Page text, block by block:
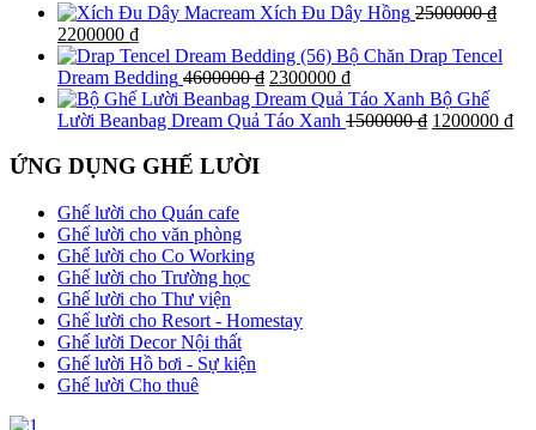
Xích Đu Dây Hồng 2500000₫
Giá
gốc
là:
2500000 ₫.
2200000 ₫Giá
hiện
tại
là:
2200000 ₫.
Bộ Chăn Drap Tencel
Dream Bedding 4600000₫ Giá
gốc
là:
2300000 ₫Giá
hiện
tại
Bộ Ghế
Lười Beanbag Dream Quả Táo Xanh 1500000₫ Giá
1200000 ₫
ỨNG DỤNG GHẾ LƯỜI
Ghế lười cho Quán cafe
Ghế lười cho văn phòng
Ghế lười cho Co Working
Ghế lười cho Trường học
Ghế lười cho Thư viện
Ghế lười cho Resort - Homestay
Ghế lười Decor Nội thất
Ghế lười Hồ bơi - Sự kiện
Ghế lười Cho thuê